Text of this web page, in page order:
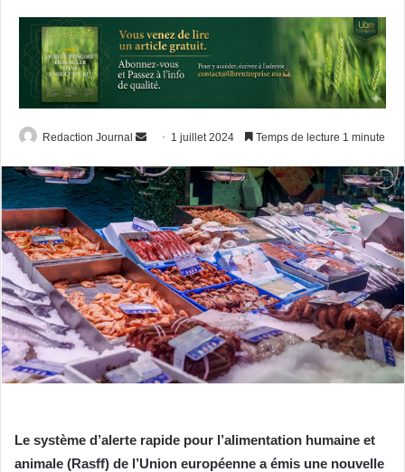
Redaction Journal
Envoyer
courriel
1 juillet 2024 Temps de lecture 1 minute
Le système d’alerte rapide pour l’alimentation humaine et
animale (Rasff) de l’Union européenne a émis une nouvelle